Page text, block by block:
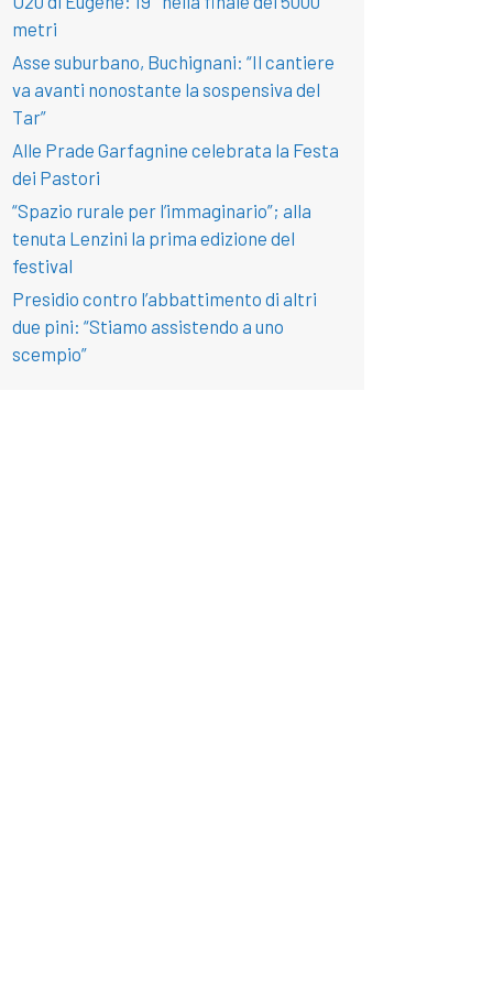
metri
Asse suburbano, Buchignani: “Il cantiere
va avanti nonostante la sospensiva del
Tar”
Alle Prade Garfagnine celebrata la Festa
dei Pastori
“Spazio rurale per l’immaginario”; alla
tenuta Lenzini la prima edizione del
festival
Presidio contro l’abbattimento di altri
due pini: “Stiamo assistendo a uno
scempio”